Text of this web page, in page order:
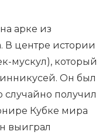
арке из
В центре истории
мускул), который
Он был
получил
Кубке мира
выиграл